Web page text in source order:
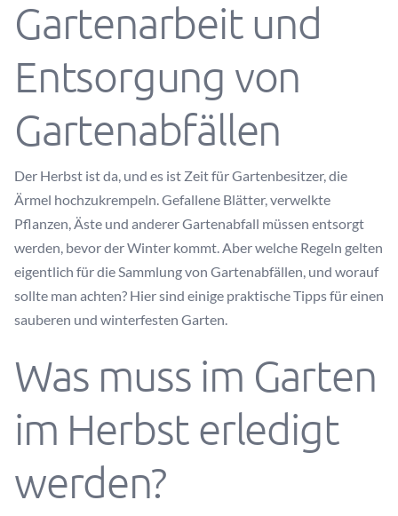
Gartenarbeit und
Entsorgung von
Gartenabfällen
Der Herbst ist da, und es ist Zeit für Gartenbesitzer, die
Ärmel hochzukrempeln. Gefallene Blätter, verwelkte
Pflanzen, Äste und anderer Gartenabfall müssen entsorgt
werden, bevor der Winter kommt. Aber welche Regeln gelten
eigentlich für die Sammlung von Gartenabfällen, und worauf
sollte man achten? Hier sind einige praktische Tipps für einen
sauberen und winterfesten Garten.
Was muss im Garten
im Herbst erledigt
werden?